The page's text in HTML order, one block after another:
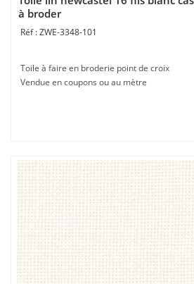
à broder
ZWE-3348-101
Toile à faire en broderie point de croix
Vendue en coupons ou au mètre